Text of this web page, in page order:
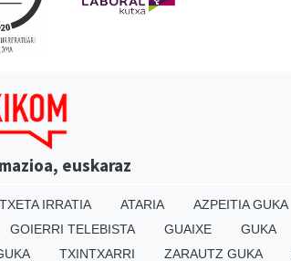
euskaraz
IRRATIA ATARIA AZPEITIA GUKA
GOIERRI TELEBISTA GUAIXE GUKA
TXINTXARRI ZARAUTZ GUKA